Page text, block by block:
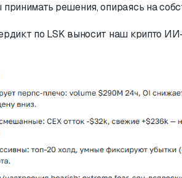
принимать решения, опираясь на
по LSK выносит наш крипто